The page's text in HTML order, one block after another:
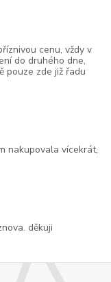
cenu, vždy v
do druhého dne,
pouze zde již řadu
nakupovala vícekrát,
děkuji